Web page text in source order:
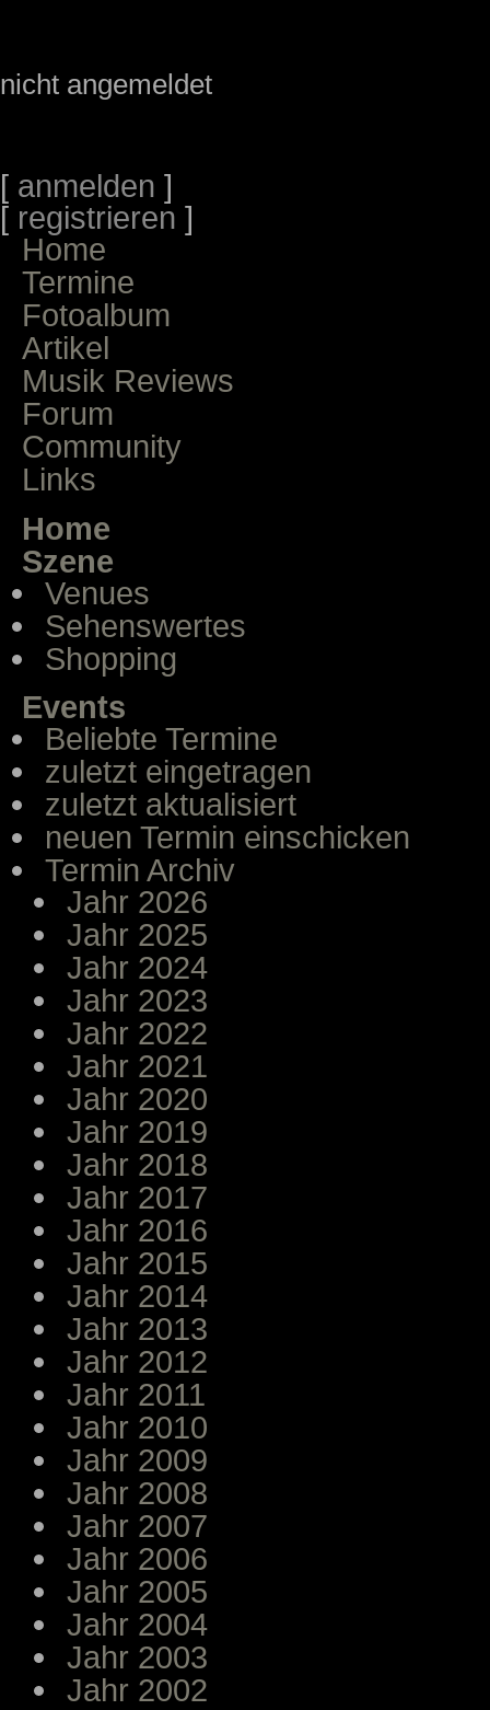
nicht angemeldet
[ anmelden ]
[ registrieren ]
Home
Termine
Fotoalbum
Artikel
Musik Reviews
Forum
Community
Links
Home
Szene
Venues
Sehenswertes
Shopping
Events
Beliebte Termine
zuletzt eingetragen
zuletzt aktualisiert
neuen Termin einschicken
Termin Archiv
Jahr 2026
Jahr 2025
Jahr 2024
Jahr 2023
Jahr 2022
Jahr 2021
Jahr 2020
Jahr 2019
Jahr 2018
Jahr 2017
Jahr 2016
Jahr 2015
Jahr 2014
Jahr 2013
Jahr 2012
Jahr 2011
Jahr 2010
Jahr 2009
Jahr 2008
Jahr 2007
Jahr 2006
Jahr 2005
Jahr 2004
Jahr 2003
Jahr 2002